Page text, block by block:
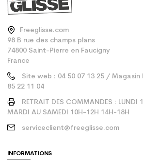
Freeglisse.com
98 B rue des champs plans
74800 Saint-Pierre en Faucigny
France
Site web : 04 50 07 13 25 / Magasin
85 22 11 04
RETRAIT DES COMMANDES : LUNDI
MARDI AU SAMEDI 10H-12H 14H-18H
serviceclient@freeglisse.com
INFORMATIONS